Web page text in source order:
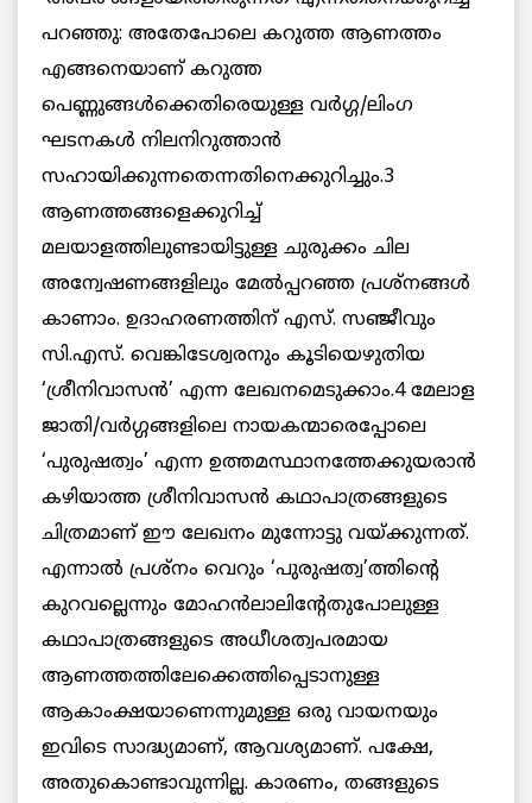
പറഞ്ഞു: അതേപോലെ കറുത്ത ആണത്തം
എങ്ങനെയാണ് കറുത്ത
പെണ്ണുങ്ങള്‍ക്കെതിരെയുള്ള വര്‍ഗ്ഗ/ലിംഗ
ഘടനകള്‍ നിലനിറുത്താന്‍
സഹായിക്കുന്നതെന്നതിനെക്കുറിച്ചും.3
ആണത്തങ്ങളെക്കുറിച്ച്
മലയാളത്തിലുണ്ടായിട്ടുള്ള ചുരുക്കം ചില
അന്വേഷണങ്ങളിലും മേല്‍പ്പറഞ്ഞ പ്രശ്‌നങ്ങള്‍
കാണാം. ഉദാഹരണത്തിന് എസ്. സഞ്ജീവും
സി.എസ്. വെങ്കിടേശ്വരനും കൂടിയെഴുതിയ
‘ശ്രീനിവാസന്‍’ എന്ന ലേഖനമെടുക്കാം.4 മേലാള
ജാതി/വര്‍ഗ്ഗങ്ങളിലെ നായകന്മാരെപ്പോലെ
‘പുരുഷത്വം’ എന്ന ഉത്തമസ്ഥാനത്തേക്കുയരാന്‍
കഴിയാത്ത ശ്രീനിവാസന്‍ കഥാപാത്രങ്ങളുടെ
ചിത്രമാണ് ഈ ലേഖനം മുന്നോട്ടു വയ്ക്കുന്നത്.
എന്നാല്‍ പ്രശ്‌നം വെറും ‘പുരുഷത്വ’ത്തിന്റെ
കുറവല്ലെന്നും മോഹന്‍ലാലിന്റേതുപോലുള്ള
കഥാപാത്രങ്ങളുടെ അധീശത്വപരമായ
ആണത്തത്തിലേക്കെത്തിപ്പെടാനുള്ള
ആകാംക്ഷയാണെന്നുമുള്ള ഒരു വായനയും
ഇവിടെ സാദ്ധ്യമാണ്, ആവശ്യമാണ്. പക്ഷേ,
അതുകൊണ്ടാവുന്നില്ല. കാരണം, തങ്ങളുടെ